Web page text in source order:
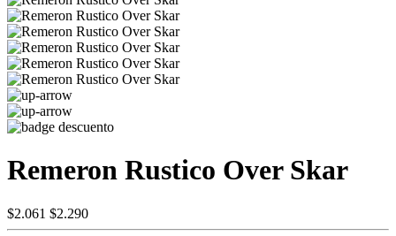
Remeron Rustico Over Skar
$2.061 $2.290